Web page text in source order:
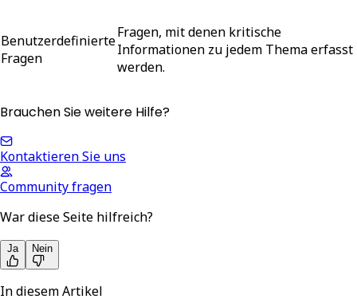
Benutzerdefinierte
Fragen
Fragen, mit denen kritische
Informationen zu jedem Thema erfasst
werden.
Brauchen Sie weitere Hilfe?
Kontaktieren Sie uns
Community fragen
War diese Seite hilfreich?
Ja Nein
In diesem Artikel